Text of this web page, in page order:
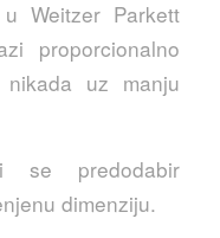
Weitzer Parkett
proporcionalno
uz manju
se predodabir
dimenziju.